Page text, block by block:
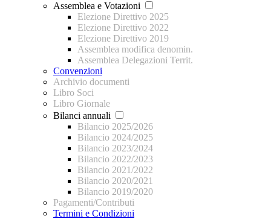
Assemblea e Votazioni
Elezione Direttivo 2025
Elezione Direttivo 2022
Elezione Direttivo 2019
Assemblea modifica denomin.
Assemblea Delegazioni Territ.
Convenzioni
Archivio documenti
Libro Soci
Libro Giornale
Bilanci annuali
Bilancio 2025/2026
Bilancio 2024/2025
Bilancio 2023/2024
Bilancio 2022/2023
Bilancio 2021/2022
Bilancio 2020/2021
Bilancio 2019/2020
Pagamenti/Contributi
Termini e Condizioni